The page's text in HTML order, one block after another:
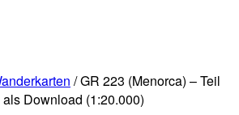
/ GR 223 (Menorca) – Teil
Download (1:20.000)